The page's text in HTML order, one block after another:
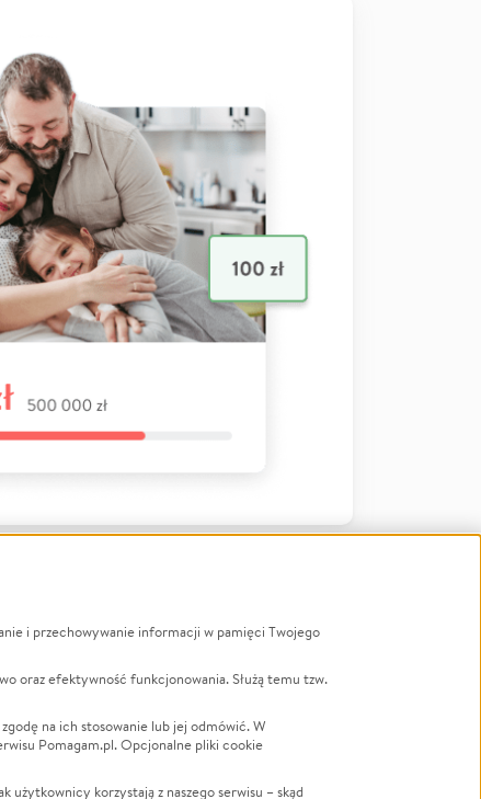
LGBTQ+
Powódź
Wichura
i przechowywanie informacji w pamięci Twojego
oraz efektywność funkcjonowania. Służą temu tzw.
na ich stosowanie lub jej odmówić. W
Pomagam.pl. Opcjonalne pliki cookie
użytkownicy korzystają z naszego serwisu – skąd